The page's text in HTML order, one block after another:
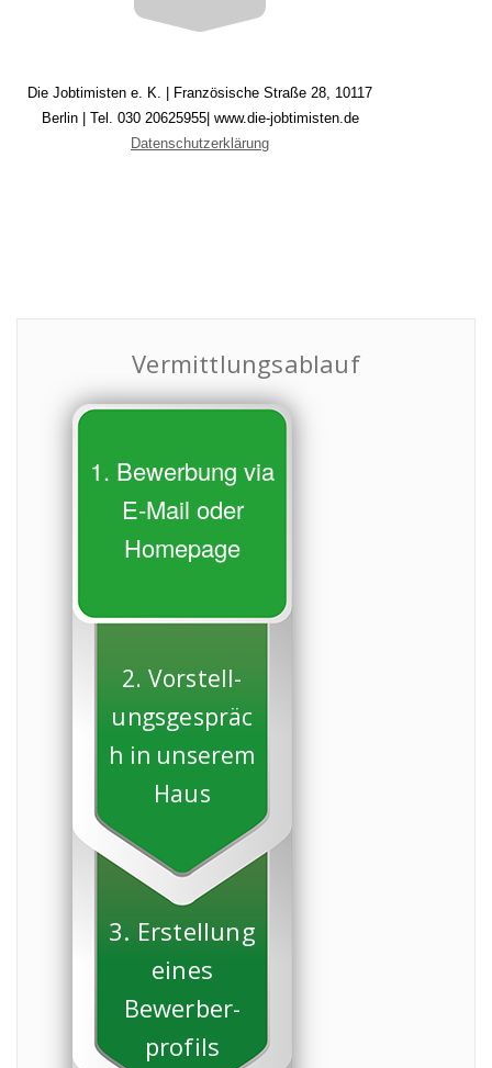
Vermittlungsablauf
1. Bewerbung via
E-Mail oder
Homepage
2. Vorstell-
ungsgespräc
h in unserem
Haus
3. Erstellung
eines
Bewerber-
profils